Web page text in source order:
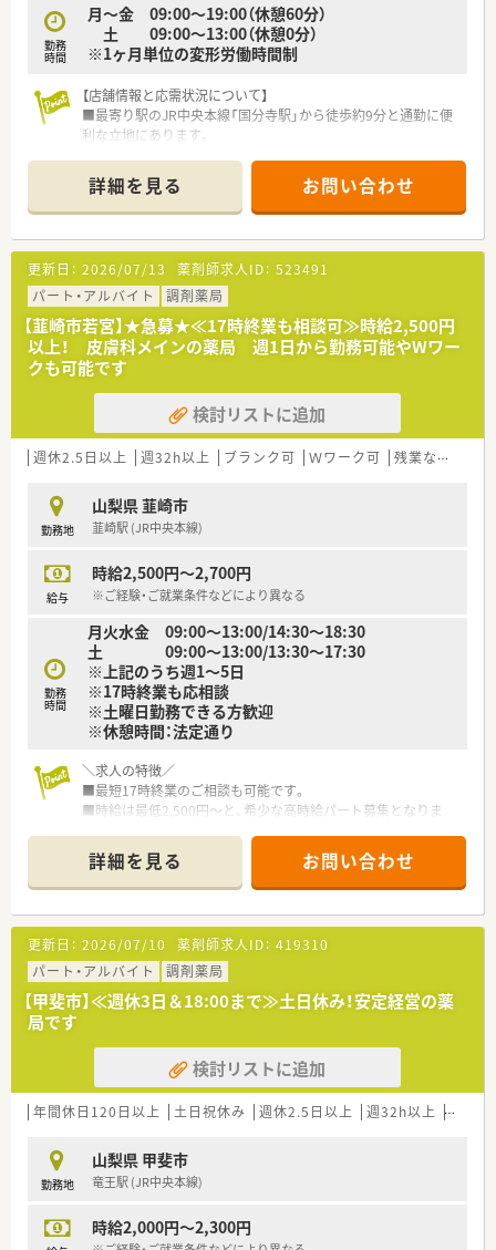
■有休は、みんなで助け合い取得するという社風なので消化率は
84%と非常に高い水準です。
■育休はお子様が3歳になる迄、時短制度はお子様が小学生にな
■中途入社の多くは、入社の決め手は「薬局の雰囲気」良かった
という意見が圧倒的多く、
働きやすい社風が影響しており、医療業界では高水準の人材定
■ノルマなども無くノビノビと成長する環境を意識している為、
非常に働きやすい社風です。
勤務
時間
月～金 09:00～19:00（休憩60分）
土 09:00～13:00（休憩0分）
※1ヶ月単位の変形労働時間制
【店舗情報と応需状況について】
■最寄り駅のJR中央本線「国分寺駅」から徒歩約9分と通勤に便
利な立地にあります。
処方箋枚数は約90枚です。
■薬剤師は正社員3名とパート2名が在籍しており、事務員と協
力しながら業務を進めています。
【募集背景と求める人物像について】
■今後の更なるサービス拡充と体制強化を目的とした、欠員補充
のための募集となります。
■地域医療への貢献に意欲があり、患者様の多様なニーズに真摯
に応える姿勢を重視します。
■在宅医療の分野で専門性を高めたい方や、チームで協力し合え
る方を歓迎いたします。
【想定される業務内容】
■外来調剤業務が約80％、在宅業務が約20％の割合で、偏りなく
経験を積めます。
宅訪問にも携わっていただきます。
■ガン終末期の患者様にも対応するため、専門的な麻薬の取り扱
いや無菌調剤も学べます。
【想定されるキャリアイメージ】
■在宅医療のパイオニア企業の一員として、専門性の高い知識や
■キャリア入社者向けの研修も定期的に開催されており、継続的
なスキルアップが可能です。
■ご自身の希望や適性に応じて、管理薬剤師や本部職など多様な
キャリアパスが目指せます。
詳細を見る お問い合わせ
更新日： 2026/07/13 薬剤師求人ID： 523491
パート・アルバイト
調剤薬局
【韮崎市若宮】★急募★≪17時終業も相談可≫時給2,500円
以上！ 皮膚科メインの薬局 週1日から勤務可能やWワー
クも可能です
検討リストに追加
週休2.5日以上 週32h以上 ブランク可 Ｗワーク可 残業なし(ほぼなし含む)
勤務地
山梨県 韮崎市
韮崎駅 (JR中央本線)
給与
時給2,500円～2,700円
※ご経験・ご就業条件などにより異なる
勤務
時間
月火水金 09:00～13:00/14:30～18:30
土 09:00～13:00/13:30～17:30
※上記のうち週1～5日
※17時終業も応相談
※土曜日勤務できる方歓迎
※休憩時間：法定通り
＼求人の特徴／
■最短17時終業のご相談も可能です。
■時給は最低2,500円～と、希少な高時給パート募集となりま
■土曜日のご勤務が可能な方、歓迎致します。
＼店舗の特徴／
■JR中央本線の韮崎駅から徒歩または車で約7分と、電車でもマ
イカーでも通勤しやすい立地にあります。
■主に近隣のクリニックから皮膚科の処方箋を応需しており、専
門性を高めていきたい方に最適な環境です。
■1日の処方箋枚数は30枚から40枚程度で、薬剤師1名から2名
体制でゆとりを持って業務に取り組めます。
＼企業の特徴／
■山梨県内に6店舗展開している調剤薬局です。
■4店舗は皮膚科の単科、2店舗は内科をメインにしている比較
的軽量科目を対応しております。
為、医師との関係値はどこも良好です。
詳細を見る お問い合わせ
更新日： 2026/07/10 薬剤師求人ID： 419310
パート・アルバイト
調剤薬局
【甲斐市】≪週休3日＆18:00まで≫土日休み！安定経営の薬
局です
検討リストに追加
年間休日120日以上 土日祝休み 週休2.5日以上 週32h以上 ブラ
勤務地
山梨県 甲斐市
竜王駅 (JR中央本線)
時給2,000円～2,300円